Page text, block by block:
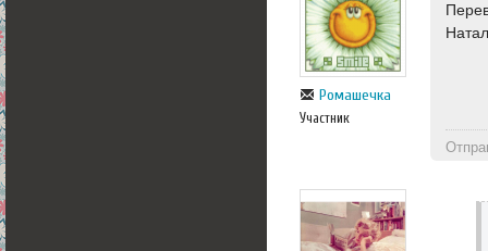
Ромашечка
Участник